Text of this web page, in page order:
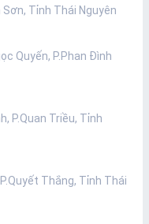
Sơn, Tỉnh Thái Nguyên
Quyến, P.Phan Đình
P.Quan Triều, Tỉnh
Thắng, Tỉnh Thái